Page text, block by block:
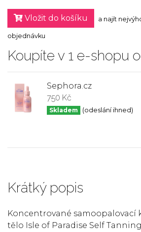
Vložit do košíku a najít
objednávku
Koupíte v 1 e-shopu
Sephora.cz
750 Kč
Skladem (odeslání ihned)
Krátký popis
Koncentrované samoopalovací
tělo Isle of Paradise Self